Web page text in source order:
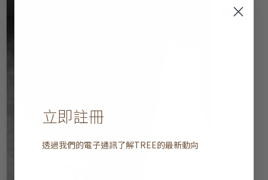
立即註冊
透過我們的電子通訊了解TREE的最新動向